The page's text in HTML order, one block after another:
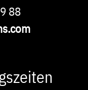
88